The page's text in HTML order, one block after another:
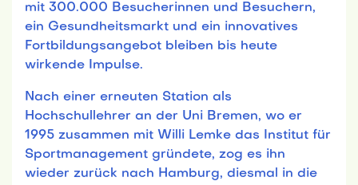
mit 300.000 Besucherinnen und Besuchern,
ein Gesundheitsmarkt und ein innovatives
Fortbildungsangebot bleiben bis heute
wirkende Impulse.
Nach einer erneuten Station als
Hochschullehrer an der Uni Bremen, wo er
1995 zusammen mit Willi Lemke das Institut für
Sportmanagement gründete, zog es ihn
wieder zurück nach Hamburg, diesmal in die